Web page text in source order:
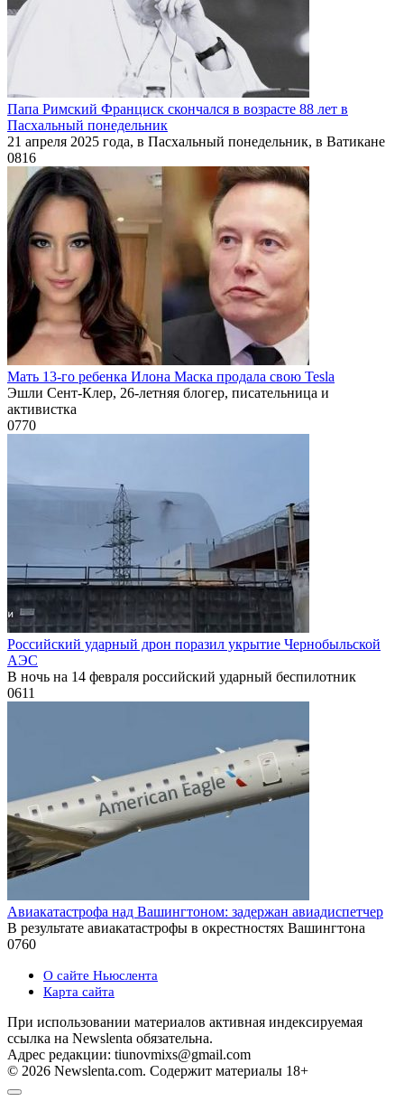
Папа Римский Франциск скончался в возрасте 88 лет в
Пасхальный понедельник
21 апреля 2025 года, в Пасхальный понедельник, в Ватикане
0816
Мать 13-го ребенка Илона Маска продала свою Tesla
Эшли Сент-Клер, 26-летняя блогер, писательница и
активистка
0770
Российский ударный дрон поразил укрытие Чернобыльской
АЭС
В ночь на 14 февраля российский ударный беспилотник
0611
Авиакатастрофа над Вашингтоном: задержан авиадиспетчер
В результате авиакатастрофы в окрестностях Вашингтона
0760
О сайте Ньюслента
Карта сайта
При использовании материалов активная индексируемая
ссылка на Newslenta обязательна.
Адрес редакции: tiunovmixs@gmail.com
© 2026 Newslenta.com. Содержит материалы 18+